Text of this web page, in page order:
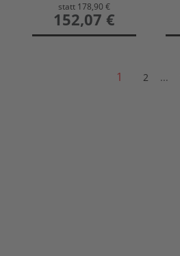
statt 178,90 €
preis
152,07 €
1 2 ...